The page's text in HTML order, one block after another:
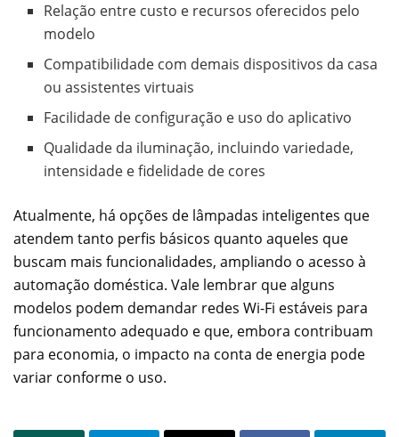
Relação entre custo e recursos oferecidos pelo
modelo
Compatibilidade com demais dispositivos da casa
ou assistentes virtuais
Facilidade de configuração e uso do aplicativo
Qualidade da iluminação, incluindo variedade,
intensidade e fidelidade de cores
Atualmente, há opções de lâmpadas inteligentes que
atendem tanto perfis básicos quanto aqueles que
buscam mais funcionalidades, ampliando o acesso à
automação doméstica. Vale lembrar que alguns
modelos podem demandar redes Wi-Fi estáveis para
funcionamento adequado e que, embora contribuam
para economia, o impacto na conta de energia pode
variar conforme o uso.